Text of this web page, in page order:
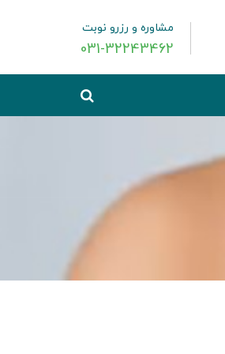
مشاوره و رزرو نوبت
031-32243462